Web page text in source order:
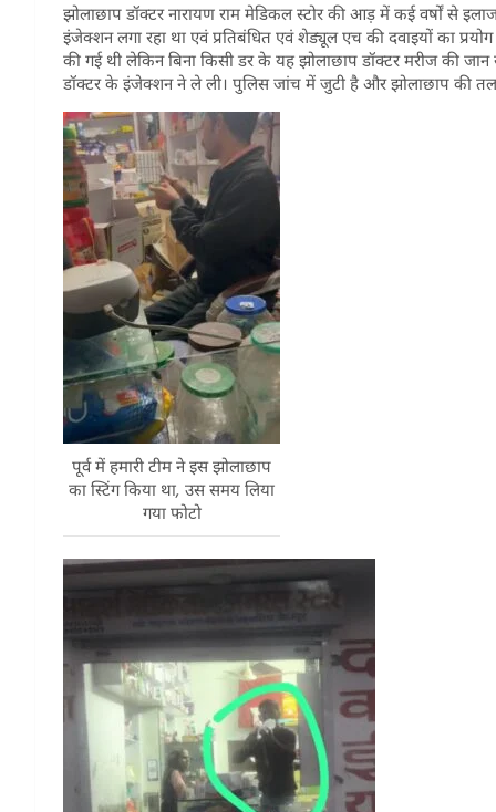
झोलाछाप डॉक्टर नारायण राम मेडिकल स्टोर की आड़ में कई वर्षों से
इंजेक्शन लगा रहा था एवं प्रतिबंधित एवं शेड्यूल एच की दवाइयों का
की गई थी लेकिन बिना किसी डर के यह झोलाछाप डॉक्टर मरीज की
डॉक्टर के इंजेक्शन ने ले ली। पुलिस जांच में जुटी है और झोलाछाप की
पूर्व में हमारी टीम ने इस झोलाछाप
का स्टिंग किया था, उस समय लिया
गया फोटो